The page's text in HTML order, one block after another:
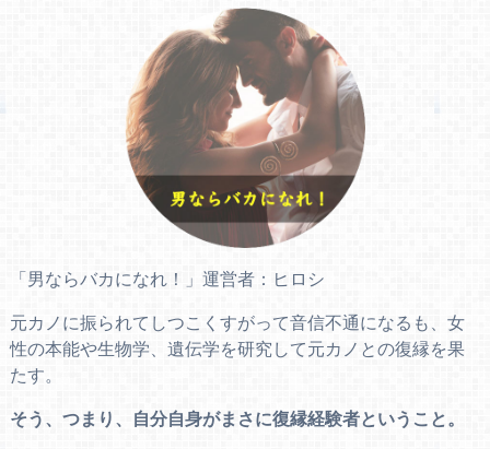
「男ならバカになれ！」運営者：ヒロシ
元カノに振られてしつこくすがって音信不通になるも、女
性の本能や生物学、遺伝学を研究して元カノとの復縁を果
たす。
そう、つまり、自分自身がまさに復縁経験者ということ。